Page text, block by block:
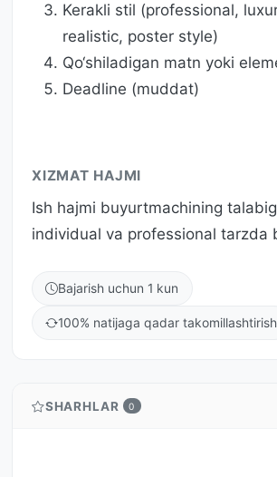
Kerakli stil (professional,
realistic, poster style)
Qo‘shiladigan matn yoki
Deadline (muddat)
XIZMAT HAJMI
Ish hajmi buyurtmachining
individual va professional tarzda
Bajarish uchun 1 kun
100% natijaga qadar takomillashtirish
SHARHLAR 0